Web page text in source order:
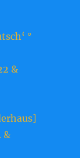
°
&
&